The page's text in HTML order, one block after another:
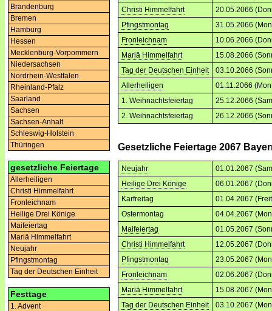
Brandenburg
Bremen
Hamburg
Hessen
Mecklenburg-Vorpommern
Niedersachsen
Nordrhein-Westfalen
Rheinland-Pfalz
Saarland
Sachsen
Sachsen-Anhalt
Schleswig-Holstein
Thüringen
gesetzliche Feiertage
Allerheiligen
Christi Himmelfahrt
Fronleichnam
Heilige Drei Könige
Maifeiertag
Mariä Himmelfahrt
Neujahr
Pfingstmontag
Tag der Deutschen Einheit
Festtage
1. Advent
Christi Himmelfahrt
20.05.2066
Pfingstmontag
31.05.2066
Fronleichnam
10.06.2066
Mariä Himmelfahrt
15.08.2066
Tag der Deutschen Einheit
03.10.2066
Allerheiligen
01.11.2066
1. Weihnachtsfeiertag
25.12.2066
2. Weihnachtsfeiertag
26.12.2066
Gesetzliche Feiertage 2067
Neujahr
01.01.2067
Heilige Drei Könige
06.01.2067
Karfreitag
01.04.2067
Ostermontag
04.04.2067
Maifeiertag
01.05.2067
Christi Himmelfahrt
12.05.2067
Pfingstmontag
23.05.2067
Fronleichnam
02.06.2067
Mariä Himmelfahrt
15.08.2067
Tag der Deutschen Einheit
03.10.2067